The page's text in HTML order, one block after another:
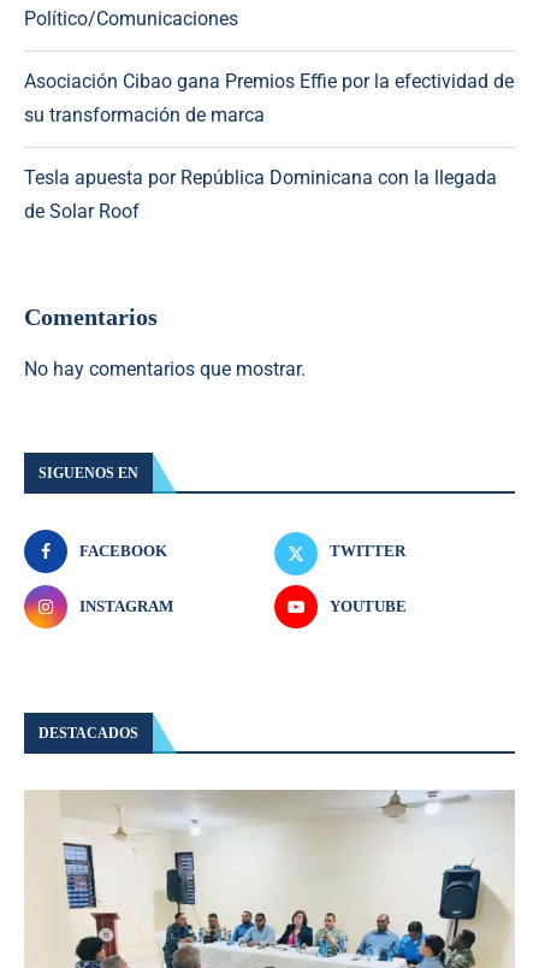
Político/Comunicaciones
Asociación Cibao gana Premios Effie por la efectividad de
su transformación de marca
Tesla apuesta por República Dominicana con la llegada
de Solar Roof
Comentarios
No hay comentarios que mostrar.
SIGUENOS EN
FACEBOOK TWITTER
INSTAGRAM YOUTUBE
DESTACADOS